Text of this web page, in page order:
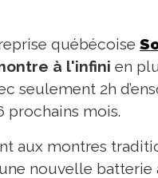
québécoise
à l'infini en
seulement 2h
prochains mois.
aux montres
nouvelle batterie